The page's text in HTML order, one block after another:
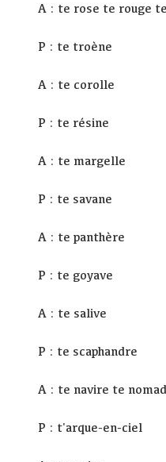
A : te rose te rouge
P : te troène
A : te corolle
P : te résine
A : te margelle
P : te savane
A : te panthère
P : te goyave
A : te salive
P : te scaphandre
A : te navire te
P : t'arque-en-ciel